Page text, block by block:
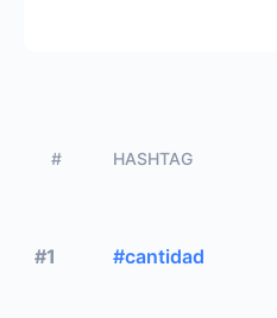
# HASHTAG
#1 #cantidad